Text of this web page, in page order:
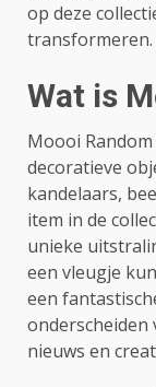
op deze
transformeren.
Wat is
Moooi
decoratieve
kandelaars,
item in de
unieke
een vleugje
een
onderscheiden
nieuws en